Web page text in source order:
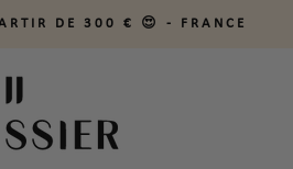
DE 300 € 😍 - FRANCE